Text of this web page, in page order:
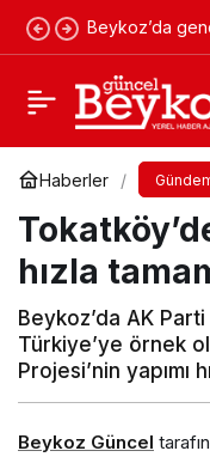
Beykoz’da
Haberler
hızla
Beykoz’da AK
Türkiye’ye örnek
Projesi’nin yapımı
Beykoz Güncel
Alaattin
Yorum Yap